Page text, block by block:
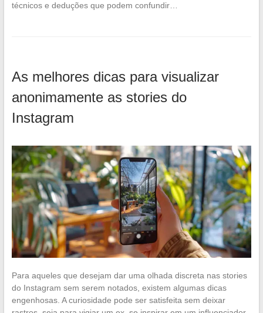
técnicos e deduções que podem confundir…
As melhores dicas para visualizar
anonimamente as stories do
Instagram
Para aqueles que desejam dar uma olhada discreta nas stories
do Instagram sem serem notados, existem algumas dicas
engenhosas. A curiosidade pode ser satisfeita sem deixar